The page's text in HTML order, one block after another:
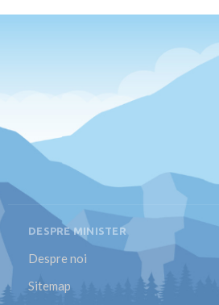
DESPRE MINISTER
Despre noi
Sitemap